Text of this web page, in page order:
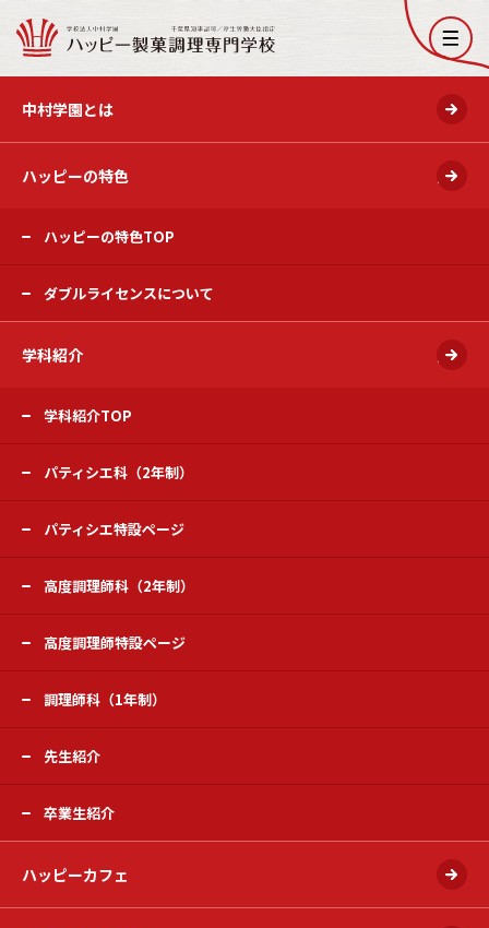
開く
中村学園とは
ハッピーの特色 開く
ハッピーの特色TOP
ダブルライセンスについて
学科紹介 開く
学科紹介TOP
パティシエ科（2年制）
パティシエ特設ページ
高度調理師科（2年制）
高度調理師特設ページ
調理師科（1年制）
先生紹介
卒業生紹介
ハッピーカフェ